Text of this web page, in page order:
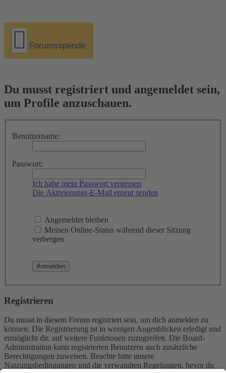
Forumsspende
Du musst registriert und angemeldet sein,
um Profile anzuschauen.
Benutzername:
Passwort:
Ich habe mein Passwort vergessen
Die Aktivierungs-E-Mail erneut senden
Angemeldet bleiben
Meinen Online-Status während dieser Sitzung
verbergen
Registrieren
Du musst in diesem Forum registriert sein, um dich anmelden zu
können. Die Registrierung ist in wenigen Augenblicken erledigt und
ermöglicht dir, auf weitere Funktionen zuzugreifen. Die Board-
Administration kann registrierten Benutzern auch zusätzliche
Berechtigungen zuweisen. Beachte bitte unsere
Nutzungsbedingungen und die verwandten Regelungen, bevor du